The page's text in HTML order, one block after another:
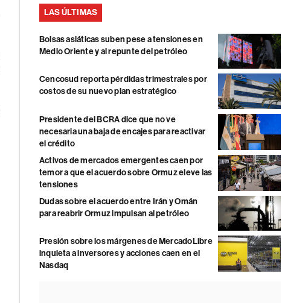
LAS ÚLTIMAS
Bolsas asiáticas suben pese a tensiones en
Medio Oriente y al repunte del petróleo
Cencosud reporta pérdidas trimestrales por
costos de su nuevo plan estratégico
Presidente del BCRA dice que no ve
necesaria una baja de encajes para reactivar
el crédito
Activos de mercados emergentes caen por
temor a que el acuerdo sobre Ormuz eleve las
tensiones
Dudas sobre el acuerdo entre Irán y Omán
para reabrir Ormuz impulsan al petróleo
Presión sobre los márgenes de MercadoLibre
inquieta a inversores y acciones caen en el
Nasdaq